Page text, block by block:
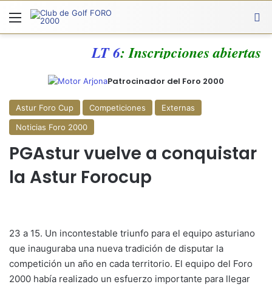
Menú
LT 6: Inscripciones abiertas
Patrocinador del Foro 2000
Astur Foro Cup Competiciones
Externas
Noticias Foro 2000
PGAstur vuelve a conquistar
la Astur Forocup
23 a 15. Un incontestable triunfo para el equipo asturiano
que inauguraba una nueva tradición de disputar la
competición un año en cada territorio. El equipo del Foro
2000 había realizado un esfuerzo importante para llegar